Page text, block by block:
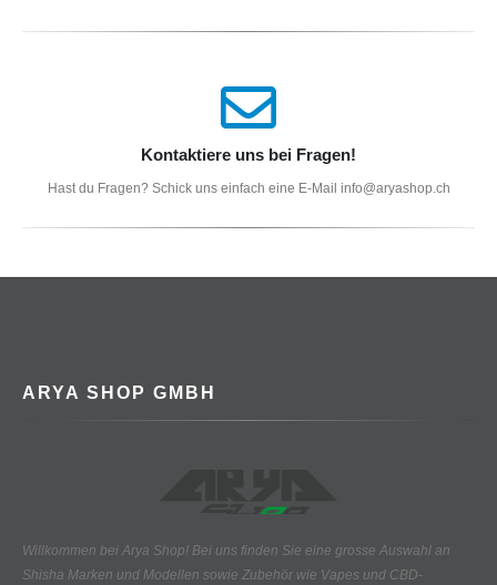
Kontaktiere uns bei Fragen!
Hast du Fragen? Schick uns einfach eine E-Mail info@aryashop.ch
ARYA SHOP GMBH
Willkommen bei Arya Shop! Bei uns finden Sie eine grosse Auswahl an
Shisha Marken und Modellen sowie Zubehör wie Vapes und CBD-